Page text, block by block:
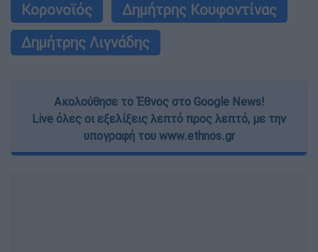
Κορονοϊός
Δημήτρης Κουφοντίνας
Δημήτρης Λιγνάδης
Ακολούθησε το Έθνος στο Google News!
Live όλες οι εξελίξεις λεπτό προς λεπτό, με την
υπογραφή του www.ethnos.gr